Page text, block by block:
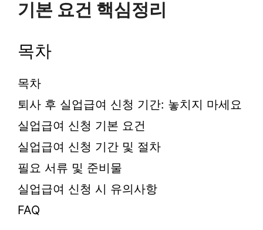
기본 요건 핵심정리
목차
목차
퇴사 후 실업급여 신청 기간: 놓치지 마세요
실업급여 신청 기본 요건
실업급여 신청 기간 및 절차
필요 서류 및 준비물
실업급여 신청 시 유의사항
FAQ